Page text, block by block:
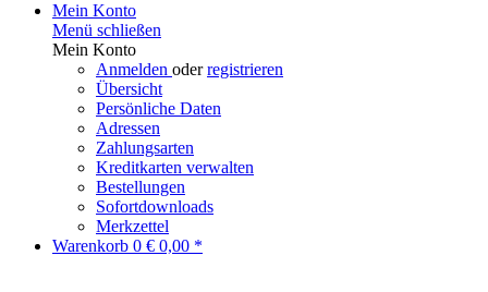
Mein Konto
Menü schließen
Mein Konto
Anmelden oderregistrieren
Übersicht
Persönliche Daten
Adressen
Zahlungsarten
Kreditkarten verwalten
Bestellungen
Sofortdownloads
Merkzettel
Warenkorb 0 € 0,00 *